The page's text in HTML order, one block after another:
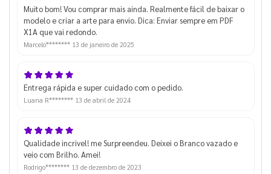
Muito bom! Vou comprar mais ainda. Realmente fácil de baixar o
modelo e criar a arte para envio. Dica: Enviar sempre em PDF
X1A que vai redondo.
Marcelo******** 13 de janeiro de 2025
Entrega rápida e super cuidado com o pedido.
Luana R******** 13 de abril de 2024
Qualidade incrivel! me Surpreendeu. Deixei o Branco vazado e
veio com Brilho. Amei!
Rodrigo******** 13 de dezembro de 2023